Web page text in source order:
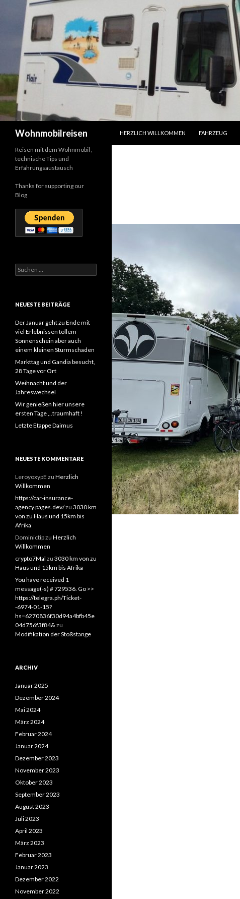
Wohnmobilreisen
HERZLICH WILLKOMMEN
FAHRZEUG
Reisen mit dem Wohnmobil ,
technische Tips und
Erfahrungsaustausch
Thanks for supporting our
Blog
Suchen
nach:
NEUESTE BEITRÄGE
Der Januar geht zu Ende mit
viel Erlebnissen tollem
Sonnenschein aber auch
einem kleinen Sturmschaden
Markttag und Gandia besucht,
28 Tage vor Ort
Weihnacht und der
Jahreswechsel
Wir genießen hier unsere
ersten Tage ,..traumhaft !
Letzte Etappe Daimus
NEUESTE KOMMENTARE
LeroyoxypE zu Herzlich
Willkommen
https://car-insurance-
agency.pages.dev/zu 3030 km
von zu Haus und 15km bis
Afrika
Dominictipzu Herzlich
Willkommen
crypto7Mal zu 3030 km von zu
Haus und 15km bis Afrika
You have received 1
message(-s) # 729536. Go >>
https://telegra.ph/Ticket-
-6974-01-15?
hs=6270836f30d94a4bfb45e
04d756f3f84&zu
Modifikation der Stoßstange
ARCHIV
Januar 2025
Dezember 2024
Mai 2024
März 2024
Februar 2024
Januar 2024
Dezember 2023
November 2023
Oktober 2023
September 2023
August 2023
Juli 2023
April 2023
März 2023
Februar 2023
Januar 2023
Dezember 2022
November 2022